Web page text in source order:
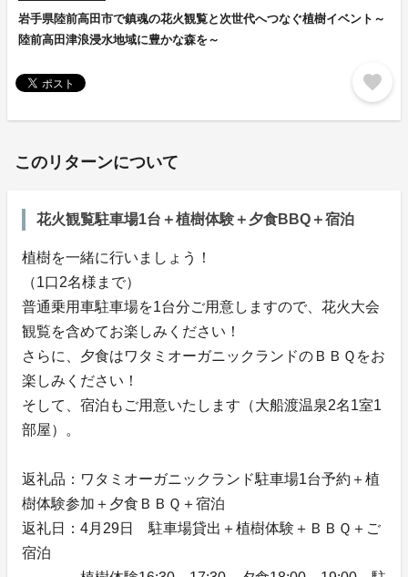
岩手県陸前高田市で鎮魂の花火観覧と次世代へつなぐ植樹イベント～
陸前高田津浪浸水地域に豊かな森を～
favorite
このリターンについて
花火観覧駐車場1台＋植樹体験＋夕食BBQ＋宿泊
植樹を一緒に行いましょう！
（1口2名様まで）
普通乗用車駐車場を1台分ご用意しますので、花火大会
観覧を含めてお楽しみください！
さらに、夕食はワタミオーガニックランドのＢＢＱをお
楽しみください！
そして、宿泊もご用意いたします（大船渡温泉2名1室1
部屋）。
返礼品：ワタミオーガニックランド駐車場1台予約＋植
樹体験参加＋夕食ＢＢＱ＋宿泊
返礼日：4月29日 駐車場貸出＋植樹体験＋ＢＢＱ＋ご
宿泊